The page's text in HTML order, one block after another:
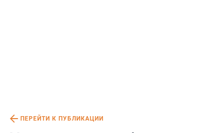
ПЕРЕЙТИ К ПУБЛИКАЦИИ